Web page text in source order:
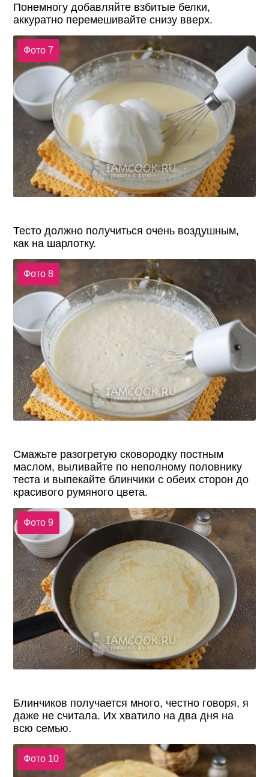
Понемногу добавляйте взбитые белки,
аккуратно перемешивайте снизу вверх.
Фото 7
Тесто должно получиться очень воздушным,
как на шарлотку.
Фото 8
Смажьте разогретую сковородку постным
маслом, выливайте по неполному половнику
теста и выпекайте блинчики с обеих сторон до
красивого румяного цвета.
Фото 9
Блинчиков получается много, честно говоря, я
даже не считала. Их хватило на два дня на
всю семью.
Фото 10